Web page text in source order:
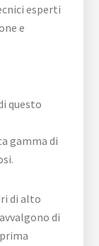
esperti
e
questo
gamma di
di alto
di